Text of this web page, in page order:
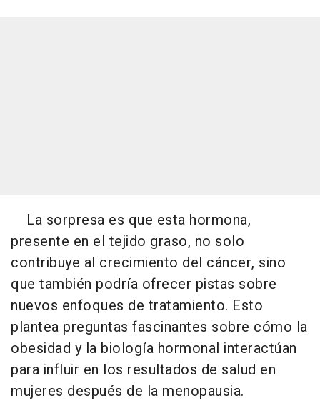
La sorpresa es que esta hormona,
presente en el tejido graso, no solo
contribuye al crecimiento del cáncer, sino
que también podría ofrecer pistas sobre
nuevos enfoques de tratamiento. Esto
plantea preguntas fascinantes sobre cómo la
obesidad y la biología hormonal interactúan
para influir en los resultados de salud en
mujeres después de la menopausia.